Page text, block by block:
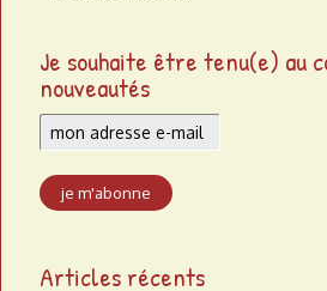
Je souhaite être tenu(e) au
nouveautés
Articles récents